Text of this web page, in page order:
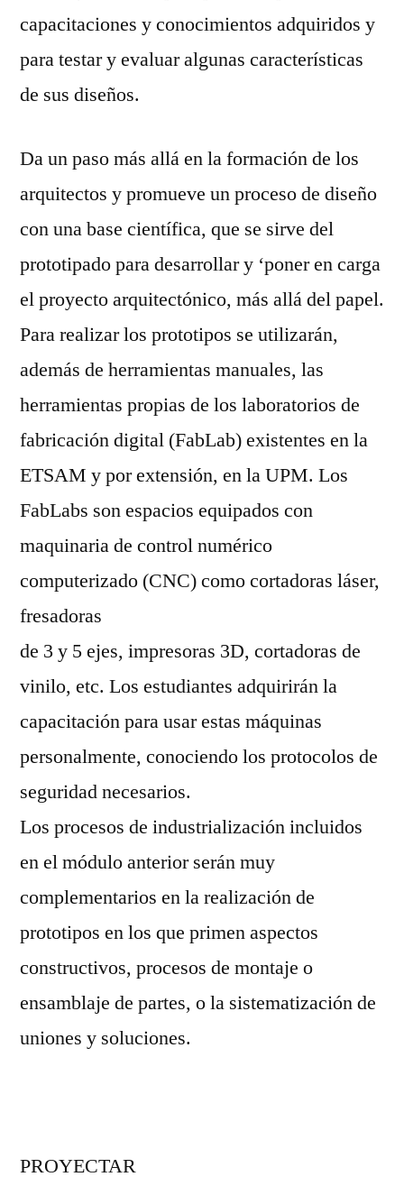
capacitaciones y conocimientos adquiridos y
para testar y evaluar algunas características
de sus diseños.
Da un paso más allá en la formación de los
arquitectos y promueve un proceso de diseño
con una base científica, que se sirve del
prototipado para desarrollar y ‘poner en carga
el proyecto arquitectónico, más allá del papel.
Para realizar los prototipos se utilizarán,
además de herramientas manuales, las
herramientas propias de los laboratorios de
fabricación digital (FabLab) existentes en la
ETSAM y por extensión, en la UPM. Los
FabLabs son espacios equipados con
maquinaria de control numérico
computerizado (CNC) como cortadoras láser,
fresadoras
de 3 y 5 ejes, impresoras 3D, cortadoras de
vinilo, etc. Los estudiantes adquirirán la
capacitación para usar estas máquinas
personalmente, conociendo los protocolos de
seguridad necesarios.
Los procesos de industrialización incluidos
en el módulo anterior serán muy
complementarios en la realización de
prototipos en los que primen aspectos
constructivos, procesos de montaje o
ensamblaje de partes, o la sistematización de
uniones y soluciones.
PROYECTAR